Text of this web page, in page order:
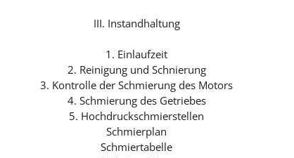
III. Instandhaltung
1. Einlaufzeit
2. Reinigung und Schnierung
3. Kontrolle der Schmierung des Motors
4. Schmierung des Getriebes
5. Hochdruckschmierstellen
Schmierplan
Schmiertabelle